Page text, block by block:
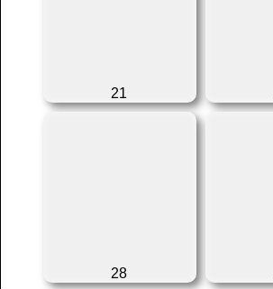
21
28